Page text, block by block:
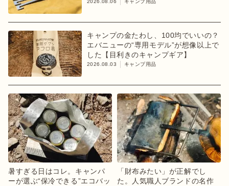
2026.08.06 キャンプ用品
キャンプの金たわし、100均でいいの？
エバニューの“専用モデル”が想像以上で
した【目利きのキャンプギア】
2026.08.03 キャンプ用品
暑すぎる日はコレ。キャンパ
ーが選ぶ“保冷できる”エコバッ
「財布みたい」が正解でし
た。人気職人ブランドの名作